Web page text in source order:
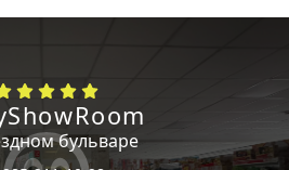
бульваре